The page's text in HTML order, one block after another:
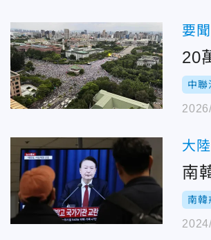
要聞
20
中聯
大陸
南
南韓